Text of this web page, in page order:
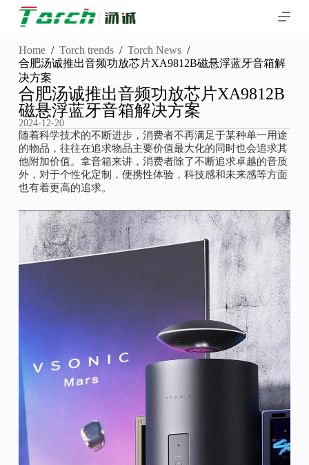
S
p
n
Home / Torch trends / Torch News /
合肥汤诚推出音频功放芯片XA9812B磁悬浮蓝牙音箱解
决方案
合肥汤诚推出音频功放芯片XA9812B
磁悬浮蓝牙音箱解决方案
2024-12-20
随着科学技术的不断进步，消费者不再满足于某种单一用途
的物品，往往在追求物品主要价值最大化的同时也会追求其
他附加价值。拿音箱来讲，消费者除了不断追求卓越的音质
外，对于个性化定制，便携性体验，科技感和未来感等方面
也有着更高的追求。